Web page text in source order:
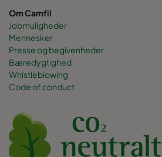
Om Camfil
Jobmuligheder
Mennesker
Presse og begivenheder
Bæredygtighed
Whistleblowing
Code of conduct